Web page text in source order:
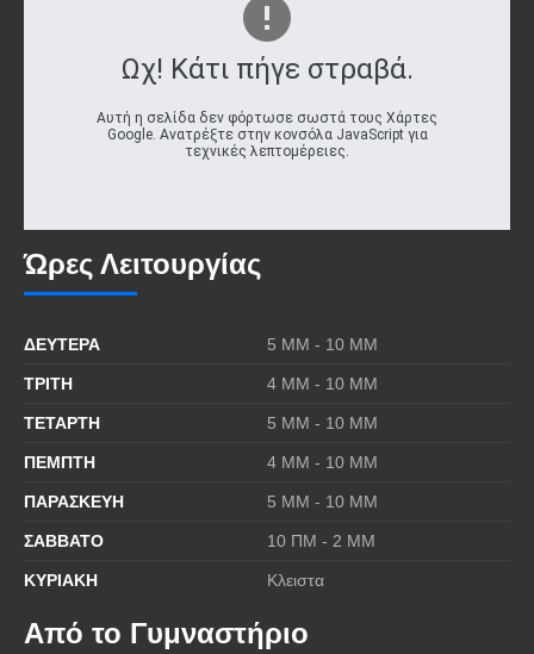
Ωχ! Κάτι πήγε στραβά.
Αυτή η σελίδα δεν φόρτωσε σωστά τους Χάρτες
Google. Ανατρέξτε στην κονσόλα JavaScript για
τεχνικές λεπτομέρειες.
Ώρες Λειτουργίας
ΔΕΥΤΕΡΑ 5 MΜ - 10 ΜΜ
ΤΡΙΤΗ 4 MΜ - 10 ΜΜ
ΤΕΤΑΡΤΗ 5 MΜ - 10 ΜΜ
ΠΕΜΠΤΗ 4 MΜ - 10 ΜΜ
ΠΑΡΑΣΚΕΥΗ 5 MΜ - 10 ΜΜ
ΣΑΒΒΑΤΟ 10 ΠΜ - 2 ΜΜ
ΚΥΡΙΑΚΗ Κλειστα
Από το Γυμναστήριο